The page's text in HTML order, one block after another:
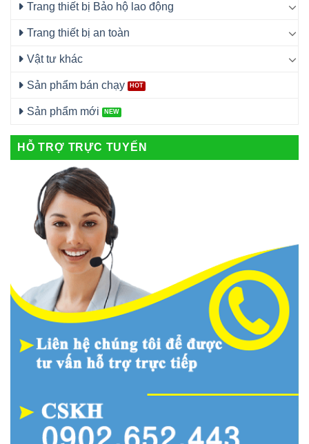
Trang thiết bị Bảo hộ lao động
Trang thiết bị an toàn
Vật tư khác
Sản phẩm bán chạy
Sản phẩm mới
HỖ TRỢ TRỰC TUYẾN